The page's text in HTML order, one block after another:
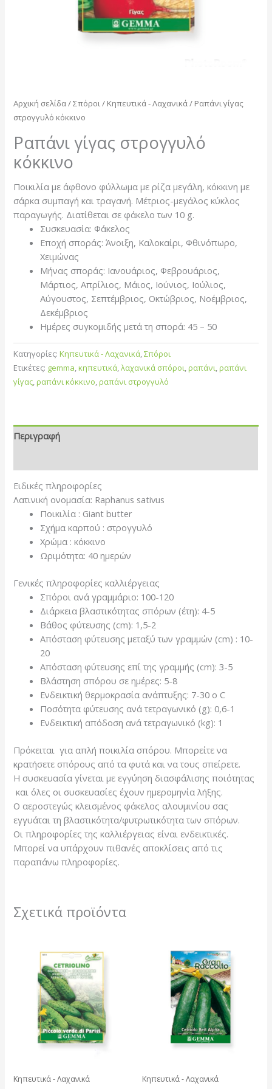
Αρχική σελίδα/Σπόροι/ Κηπευτικά - Λαχανικά/ Ραπάνι γίγας
στρογγυλό κόκκινο
Ραπάνι γίγας στρογγυλό
κόκκινο
Ποικιλία με άφθονο φύλλωμα με ρίζα μεγάλη, κόκκινη με
σάρκα συμπαγή και τραγανή. Μέτριος-μεγάλος κύκλος
παραγωγής. Διατίθεται σε φάκελο των 10 g.
Συσκευασία: Φάκελος
Εποχή σποράς: Άνοιξη, Καλοκαίρι, Φθινόπωρο,
Χειμώνας
Μήνας σποράς: Ιανουάριος, Φεβρουάριος,
Μάρτιος, Απρίλιος, Μάιος, Ιούνιος, Ιούλιος,
Αύγουστος, Σεπτέμβριος, Οκτώβριος, Νοέμβριος,
Δεκέμβριος
Ημέρες συγκομιδής μετά τη σπορά: 45 – 50
Κατηγορίες:Κηπευτικά - Λαχανικά,Σπόροι
Ετικέτες: gemma,κηπευτικά,λαχανικά σπόροι,ραπάνι,ραπάνι
γίγας,ραπάνι κόκκινο,ραπάνι στρογγυλό
Περιγραφή
Eιδικές πληροφορίες
Λατινική ονομασία: Raphanus sativus
Ποικιλία : Giant butter
Σχήμα καρπού : στρογγυλό
Χρώμα : κόκκινο
Ωριμότητα: 40 ημερών
Γενικές πληροφορίες καλλιέργειας
Σπόροι ανά γραμμάριο: 100-120
Διάρκεια βλαστικότητας σπόρων (έτη): 4-5
Βάθος φύτευσης (cm): 1,5-2
Απόσταση φύτευσης μεταξύ των γραμμών (cm) : 10-
20
Απόσταση φύτευσης επί της γραμμής (cm): 3-5
Βλάστηση σπόρου σε ημέρες: 5-8
Ενδεικτική θερμοκρασία ανάπτυξης: 7-30 o C
Ποσότητα φύτευσης ανά τετραγωνικό (g): 0,6-1
Ενδεικτική απόδοση ανά τετραγωνικό (kg): 1
Πρόκειται για απλή ποικιλία σπόρου. Μπορείτε να
κρατήσετε σπόρους από τα φυτά και να τους σπείρετε.
Η συσκευασία γίνεται με εγγύηση διασφάλισης ποιότητας
και όλες οι συσκευασίες έχουν ημερομηνία λήξης.
Ο αεροστεγώς κλεισμένος φάκελος αλουμινίου σας
εγγυάται τη βλαστικότητα/φυτρωτικότητα των σπόρων.
Οι πληροφορίες της καλλιέργειας είναι ενδεικτικές.
Μπορεί να υπάρχουν πιθανές αποκλίσεις από τις
παραπάνω πληροφορίες.
Σχετικά προϊόντα
Κηπευτικά - Λαχανικά Κηπευτικά - Λαχανικά